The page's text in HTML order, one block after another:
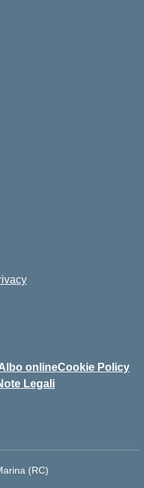
onlineCookie Policy
Legali
(RC)